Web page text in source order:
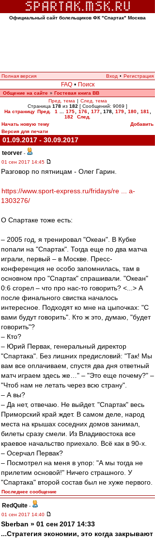
Официальный сайт болельщиков ФК "Спартак" Москва
Полная версия Вход • Регистрация
FAQ • Поиск
Общение на сайте » Гостевая книга ВВ
Пред. тема | След. тема
Страница 178 из 182 [ Сообщений: 9069 ]
На страницу Пред. 1 175 176 177 178 179 180 181
182
След.
Начать новую тему
Добавить
Версия для печати
01.09.2017 - 30.09.2017
teorver -
01 сен 2017 14:45
Разговор по пятницам - Олег Гарин.
https://www.sport-express.ru/fridays/re ... a-
1303276/
О Спартаке тоже есть:
– 2005 год, я тренировал "Океан". В Кубке
попали на "Спартак". Тогда еще по два матча
играли, первый – в Москве. Пресс-
конференция не особо запомнилась, там в
основном про "Спартак" спрашивали. "Океан"
0:6 сгорел – что про нас-то говорить? <...> А
после финального свистка началось
интересное. Подходят ко мне на цыпочках: "С
вами будут говорить". Кто ж это, думаю, "будет
говорить"?
– Кто?
– Юрий Первак, генеральный директор
"Спартака". Без лишних предисловий: "Так! Мы
вам все оплачиваем, спустя два дня ответный
матч играем здесь же…" – "Это еще почему?" –
"Чтоб нам не летать через всю страну".
– А вы?
– Да нет, отвечаю. Не выйдет. "Спартак" весь
Приморский край ждет. В самом деле, народ
места на крышах соседних домов занимал,
билеты сразу смели. Из Владивостока все
краевое начальство приехало. Всё как в 90-х.
– Осерчал Первак?
– Посмотрел на меня в упор: "А мы тогда не
прилетим основой!" Ничего страшного. У
"Спартака" второй состав был не хуже первого.
Последнее сообщение
RedQuite -
01 сен 2017 14:40
Sberban » 01 сен 2017 14:33
...Стратегия экономии, это когда закрывают